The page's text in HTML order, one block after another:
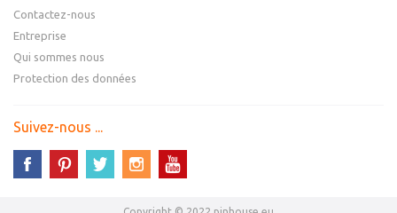
Contactez-nous
Entreprise
Qui sommes nous
Protection des données
Suivez-nous ...